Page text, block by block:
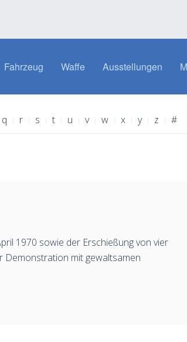
Fahrzeug Waffe Ausstellungen
q r s t u v w x y z #
1970 sowie der Erschießung von vier
Demonstration mit gewaltsamen